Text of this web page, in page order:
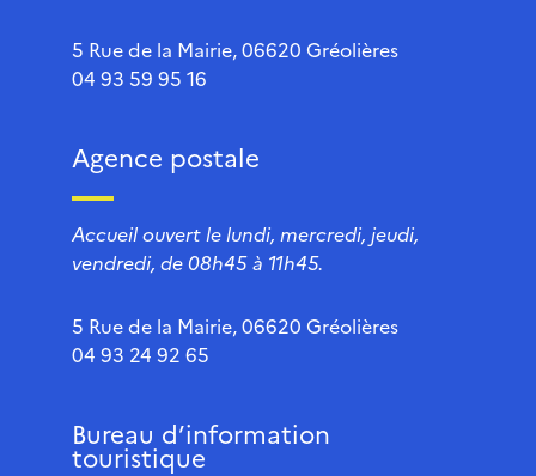
5 Rue de la Mairie, 06620 Gréolières
04 93 59 95 16
Agence postale
Accueil ouvert le lundi, mercredi, jeudi,
vendredi, de 08h45 à 11h45.
5 Rue de la Mairie, 06620 Gréolières
04 93 24 92 65
Bureau d’information
touristique